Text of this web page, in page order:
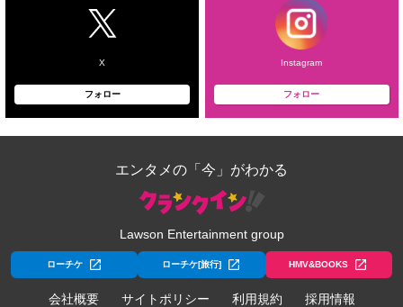
X
フォロー
Instagram
フォロー
エンタメの「今」がわかる
Lawson Entertainment group
ローチケ ローチケ[旅行] HMV&BOOKS
会社概要 サイトポリシー 利用規約 採用情報